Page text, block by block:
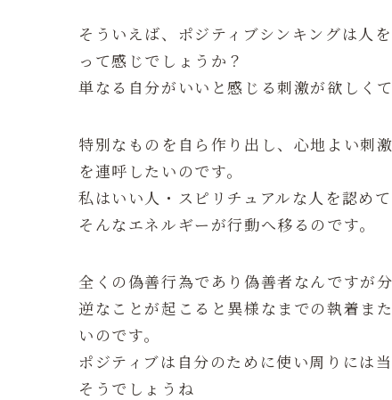
そういえば、ポジティブシンキングは人
って感じでしょうか？
単なる自分がいいと感じる刺激が欲しく
特別なものを自ら作り出し、心地よい刺
を連呼したいのです。
私はいい人・スピリチュアルな人を認め
そんなエネルギーが行動へ移るのです。
全くの偽善行為であり偽善者なんですが
逆なことが起こると異様なまでの執着ま
いのです。
ポジティブは自分のために使い周りには
そうでしょうね